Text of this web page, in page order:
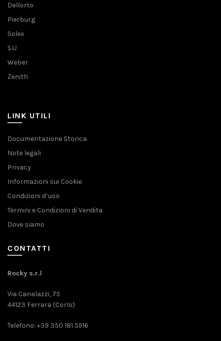
Dellorto
Pierburg
Solex
S.U
Weber
Zenith
LINK UTILI
Documentazione Storica
Note legali
Privacy
Informazioni sui Cookie
Condizioni d’uso
Termini e Condizioni di Vendita
Dove siamo
CONTATTI
Rocky s.r.l
Via Canalazzi, 75
44123 Ferrara (Corlo)
Telefono: +39 350 181 5916